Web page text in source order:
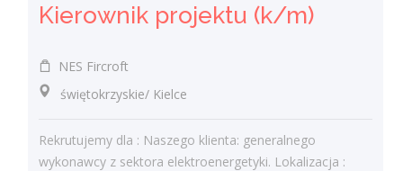
Kierownik projektu (k/m)
NES Fircroft
świętokrzyskie/ Kielce
Rekrutujemy dla : Naszego klienta: generalnego
wykonawcy z sektora elektroenergetyki. Lokalizacja :